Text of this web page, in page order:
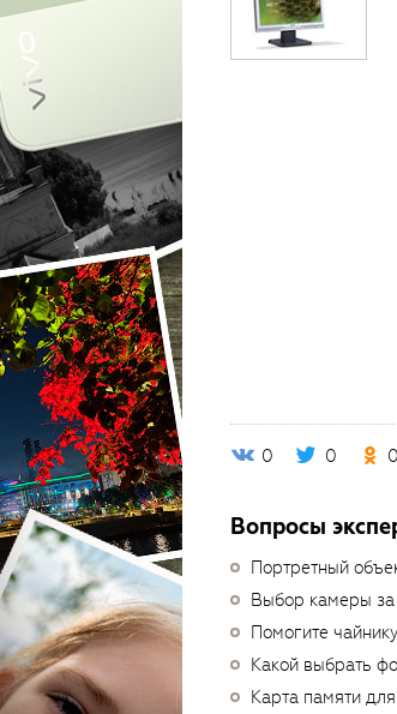
0 0 0
Вопросы
Портретный
Выбор камеры
Помогите
Какой выбрать
Карта памяти